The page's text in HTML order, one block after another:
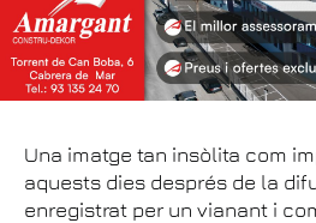
Una imatge tan insòlita com
aquests dies després de la
enregistrat per un vianant i